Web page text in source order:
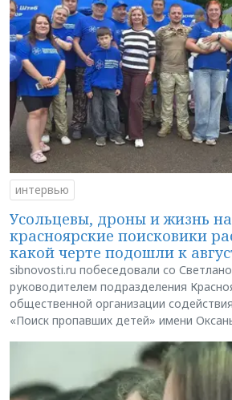
интервью
Усольцевы, дроны и жизнь
красноярские поисковики
какой черте подошли к
sibnovosti.ru побеседовали со
руководителем подразделения
общественной организации
«Поиск пропавших детей» имени